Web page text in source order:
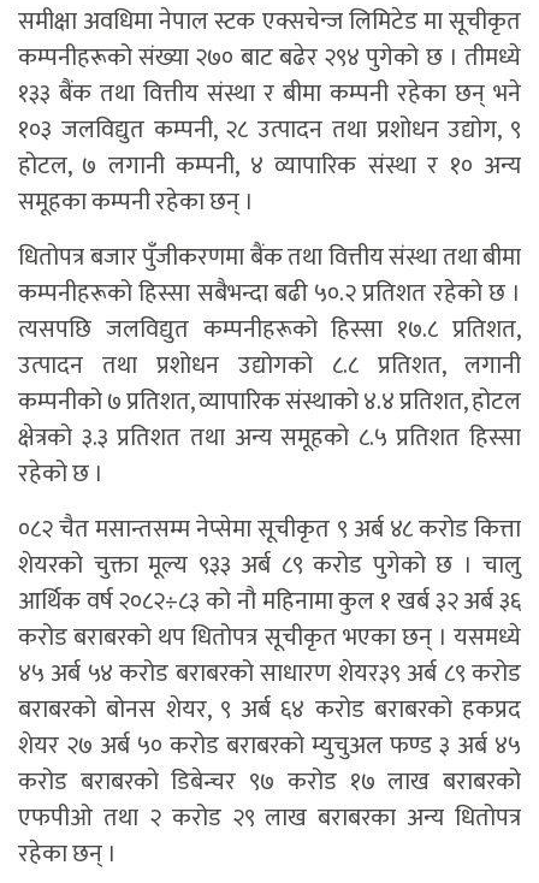
समीक्षा अवधिमा नेपाल स्टक एक्सचेन्ज लिमिटेड मा सूचीकृत
कम्पनीहरूको संख्या २७० बाट बढेर २९४ पुगेको छ । तीमध्ये
१३३ बैंक तथा वित्तीय संस्था र बीमा कम्पनी रहेका छन् भने
१०३ जलविद्युत कम्पनी, २८ उत्पादन तथा प्रशोधन उद्योग, ९
होटल, ७ लगानी कम्पनी, ४ व्यापारिक संस्था र १० अन्य
समूहका कम्पनी रहेका छन् ।
धितोपत्र बजार पुँजीकरणमा बैंक तथा वित्तीय संस्था तथा बीमा
कम्पनीहरूको हिस्सा सबैभन्दा बढी ५०.२ प्रतिशत रहेको छ ।
त्यसपछि जलविद्युत कम्पनीहरूको हिस्सा १७.८ प्रतिशत,
उत्पादन तथा प्रशोधन उद्योगको ८.८ प्रतिशत, लगानी
कम्पनीको ७ प्रतिशत, व्यापारिक संस्थाको ४.४ प्रतिशत, होटल
क्षेत्रको ३.३ प्रतिशत तथा अन्य समूहको ८.५ प्रतिशत हिस्सा
रहेको छ ।
०८२ चैत मसान्तसम्म नेप्सेमा सूचीकृत ९ अर्ब ४८ करोड कित्ता
शेयरको चुक्ता मूल्य ९३३ अर्ब ८९ करोड पुगेको छ । चालु
आर्थिक वर्ष २०८२÷८३ को नौ महिनामा कुल १ खर्ब ३२ अर्ब ३६
करोड बराबरको थप धितोपत्र सूचीकृत भएका छन् । यसमध्ये
४५ अर्ब ५४ करोड बराबरको साधारण शेयर३९ अर्ब ८९ करोड
बराबरको बोनस शेयर, ९ अर्ब ६४ करोड बराबरको हकप्रद
शेयर २७ अर्ब ५० करोड बराबरको म्युचुअल फण्ड ३ अर्ब ४५
करोड बराबरको डिबेन्चर ९७ करोड १७ लाख बराबरको
एफपीओ तथा २ करोड २९ लाख बराबरका अन्य धितोपत्र
रहेका छन् ।